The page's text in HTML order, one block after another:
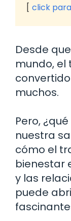
click
Desde
mundo, el
muchos.
Pero,
nuestra
cómo el
bienestar
y las
puede